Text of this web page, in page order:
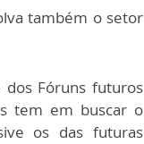
também o setor
dos Fóruns futuros
tem em buscar o
os das futuras